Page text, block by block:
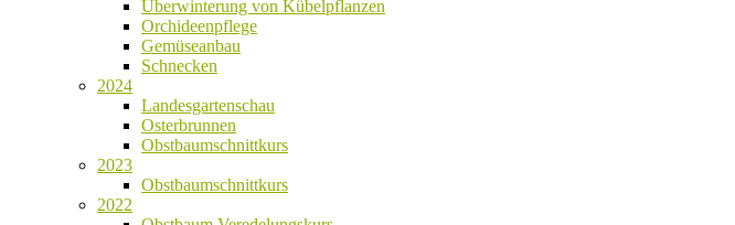
Überwinterung von Kübelpflanzen
Orchideenpflege
Gemüseanbau
Schnecken
2024
Landesgartenschau
Osterbrunnen
Obstbaumschnittkurs
2023
Obstbaumschnittkurs
2022